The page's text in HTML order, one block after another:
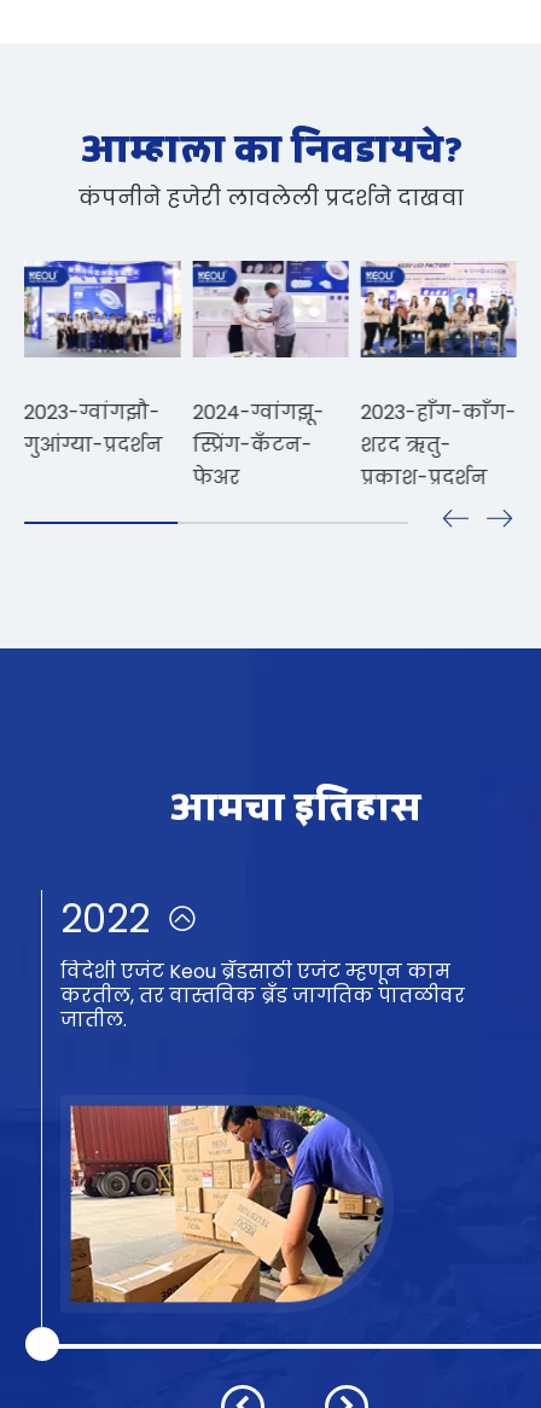
आम्हाला का निवडायचे?
कंपनीने हजेरी लावलेली प्रदर्शने दाखवा
2024-ग्वांगझू-
स्प्रिंग-कँटन-
2023-हाँग-काँग-
शरद ऋतु-
2024-गुआंगझौ-
आमचा इतिहास
2023
शाखा कारखाना हेंगलान टाउन, झोंगशान सिटी
(प्रामुख्याने ॲक्सेसरी उत्पादनांच्या डाय-कास्टिंग
आणि इंजेक्शन मोल्डिंगसाठी जबाबदार) येथे